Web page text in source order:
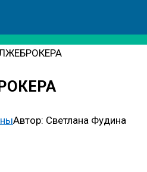
ЛЖЕБРОКЕРА
Автор: Светлана Фудина